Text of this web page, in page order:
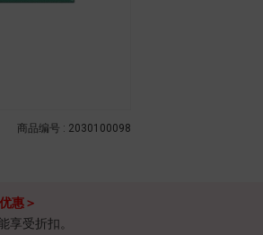
商品编号 : 2030100098
惠＞
享受折扣。